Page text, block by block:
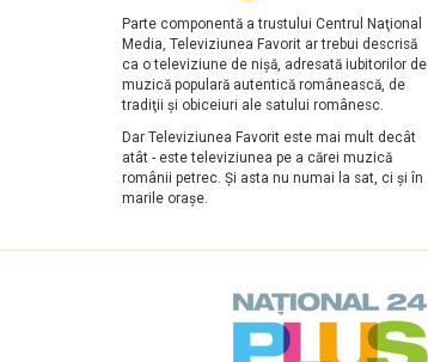
Parte componentă a trustului Centrul Naţional
Media, Televiziunea Favorit ar trebui descrisă
ca o televiziune de nişă, adresată iubitorilor de
muzică populară autentică românească, de
tradiţii şi obiceiuri ale satului românesc.
Dar Televiziunea Favorit este mai mult decât
atât - este televiziunea pe a cărei muzică
românii petrec. Şi asta nu numai la sat, ci şi în
marile oraşe.